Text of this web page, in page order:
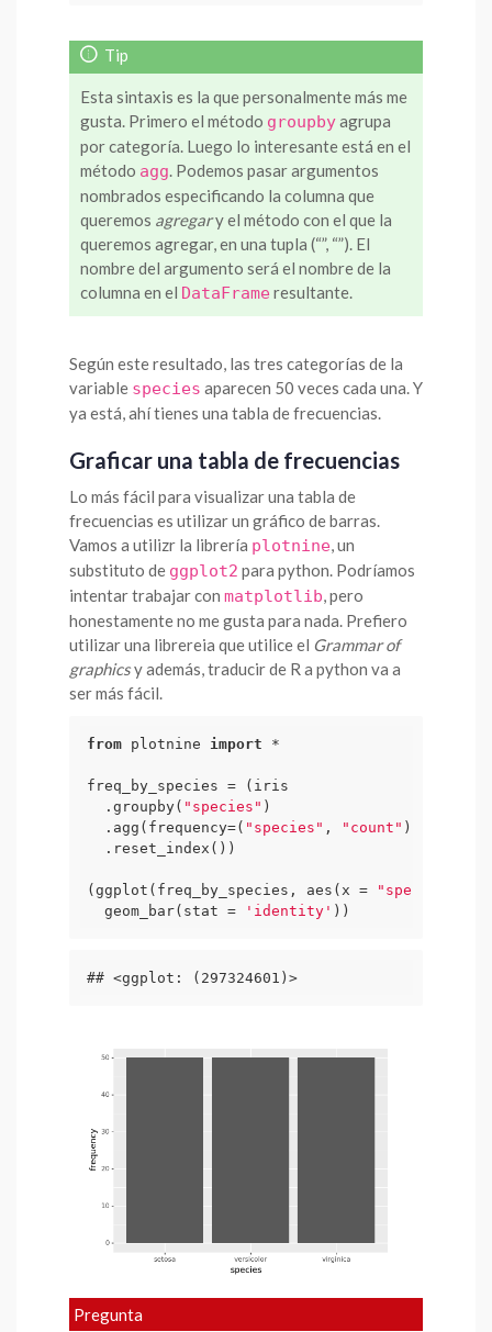
Esta sintaxis es la que personalmente más me
gusta. Primero el método groupbyagrupa
por categoría. Luego lo interesante está en el
método agg . Podemos pasar argumentos
nombrados especificando la columna que
queremos agregary el método con el que la
queremos agregar, en una tupla (“”, “”). El
nombre del argumento será el nombre de la
columna en el DataFrameresultante.
Según este resultado, las tres categorías de la
variable species aparecen 50 veces cada una. Y
ya está, ahí tienes una tabla de frecuencias.
Graficar una tabla de frecuencias
Lo más fácil para visualizar una tabla de
frecuencias es utilizar un gráfico de barras.
Vamos a utilizr la librería plotnine , un
substituto de ggplot2 para python. Podríamos
intentar trabajar con matplotlib , pero
honestamente no me gusta para nada. Prefiero
utilizar una librereia que utilice el Grammar of
graphicsy además, traducir de R a python va a
ser más fácil.
from plotnine import *
freq_by_species = (iris
  .groupby(
"species" )
  .agg(frequency=(
"species" , "count" ))
  .reset_index())
(ggplot(freq_by_species, aes(x = "species"
  geom_bar(stat =
'identity' ))
## <ggplot: (297324601)>
Pregunta